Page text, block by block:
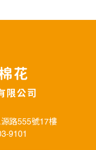
限公司
路555號17樓
9101